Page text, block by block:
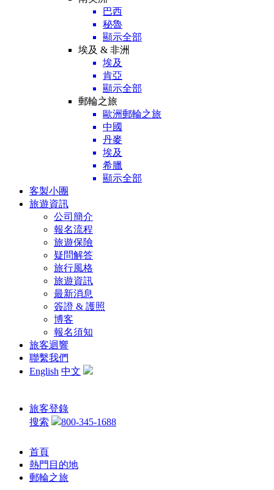
巴西
秘魯
顯示全部
埃及 & 非洲
埃及
肯亞
顯示全部
郵輪之旅
歐洲郵輪之旅
中國
丹麥
埃及
希臘
顯示全部
客製小團
旅遊資訊
公司簡介
報名流程
旅遊保險
疑問解答
旅行風格
旅遊資訊
最新消息
簽證 & 護照
博客
報名須知
旅客迴響
聯繫我們
English 中文
旅客登錄
搜索
800-345-1688
首頁
熱門目的地
郵輪之旅